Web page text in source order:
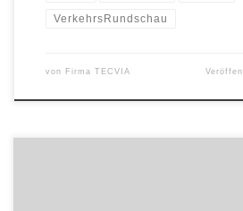
VerkehrsRundschau
von Firma TECVIA